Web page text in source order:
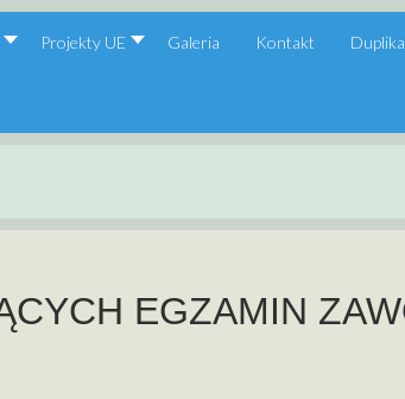
Projekty UE Galeria Kontakt
EGZAMIN